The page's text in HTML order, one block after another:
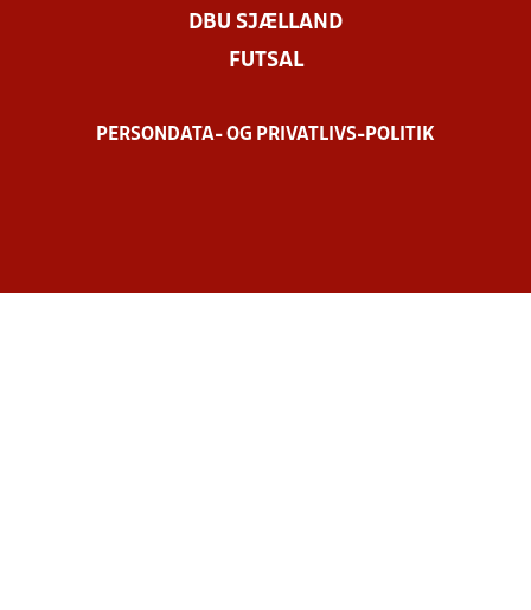
DBU SJÆLLAND
FUTSAL
PERSONDATA- OG PRIVATLIVS-POLITIK